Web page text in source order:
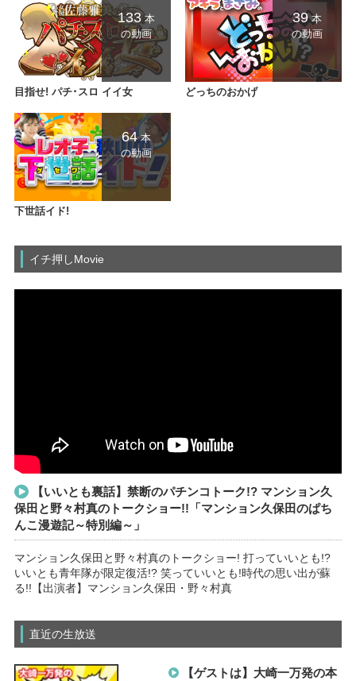
133本
の動画
目指せ! パチ･スロ イイ女
39本
の動画
どっちのおかげ
64本
の動画
下世話イド!
イチ押しMovie
【いいとも裏話】禁断のパチンコトーク!? マンション久
保田と野々村真のトークショー!!「マンション久保田のぱち
んこ漫遊記～特別編～」
マンション久保田と野々村真のトークショー! 打っていいとも!?
いいとも青年隊が限定復活!? 笑っていいとも!時代の思い出が蘇
る!!【出演者】マンション久保田・野々村真
直近の生放送
【ゲストは】大崎一万発の本